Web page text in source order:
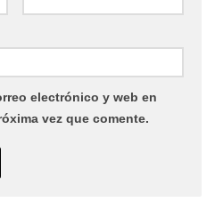
electrónico y web en
vez que comente.